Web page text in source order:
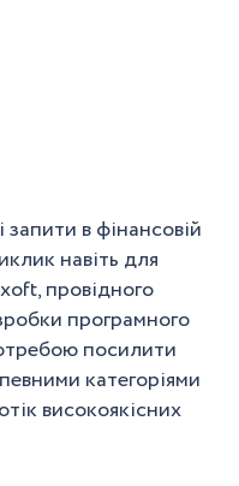
в фінансовій
навіть для
провідного
програмного
посилити
категоріями
високоякісних